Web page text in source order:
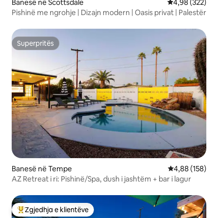
Banesë në Scottsdale Vlerësimi
4,98 (322)
Pishinë me ngrohje | Dizajn modern | Oasis privat | Palestër
Superpritës
Superpritës
Banesë në Tempe Vlerësimi
4,88 (158)
AZ Retreat i ri: Pishinë/Spa, dush i jashtëm + bar i lagur
Më të mirat e zgjedhjeve të klientëve
Zgjedhja e klientëve